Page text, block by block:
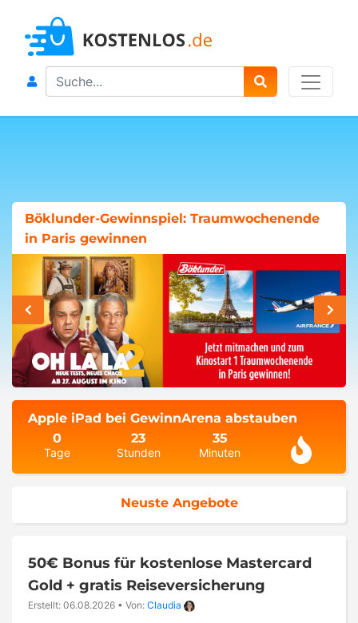
Search
Böklunder-Gewinnspiel: Traumwochenende
in Paris gewinnen
Apple iPad bei GewinnArena abstauben
0
Tage
23
Stunden
35
Minuten
Neuste Angebote
50€ Bonus für kostenlose Mastercard
Gold + gratis Reiseversicherung
Erstellt: 06.08.2026 • Von: Claudia